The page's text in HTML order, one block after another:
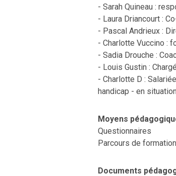
- Sarah Quineau :
- Laura Driancourt :
- Pascal Andrieux :
- Charlotte Vuccino :
- Sadia Drouche :
- Louis Gustin :
- Charlotte D :
handicap - en
Moyens
Questionnaires
Parcours de
Documents